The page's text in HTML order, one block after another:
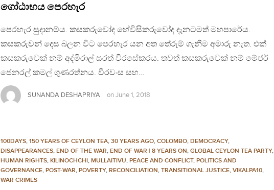
ගෝඨාභය පෙරහැර
පෙරහැර සුදානම්ය. කසකරුවෝද හේවිසිකරුවෝද දැනටමත් මහපාරේය.
කසකරුවන් දෙස බලන විට පෙරහැර යන අත තේරුම් ගැනීම අමාරු නැත. එක්
කසකරුවෙක් නම් අද්මිරාල් සරත් වීරසේකරය. තවත් කසකරුවෙක් නම් මේජර්
ජෙනරල් කමල් ගුණරත්නය. වීරවංස සහ…
SUNANDA DESHAPRIYA on June 1, 2018
100DAYS, 150 YEARS OF CEYLON TEA, 30 YEARS AGO, COLOMBO, DEMOCRACY,
DISAPPEARANCES, END OF THE WAR, END OF WAR | 8 YEARS ON, GLOBAL CEYLON TEA PARTY,
HUMAN RIGHTS, KILINOCHCHI, MULLAITIVU, PEACE AND CONFLICT, POLITICS AND
GOVERNANCE, POST-WAR, POVERTY, RECONCILIATION, TRANSITIONAL JUSTICE, VIKALPA10,
WAR CRIMES